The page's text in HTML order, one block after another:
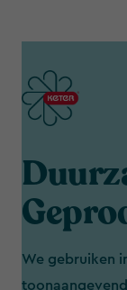
We gebruiken